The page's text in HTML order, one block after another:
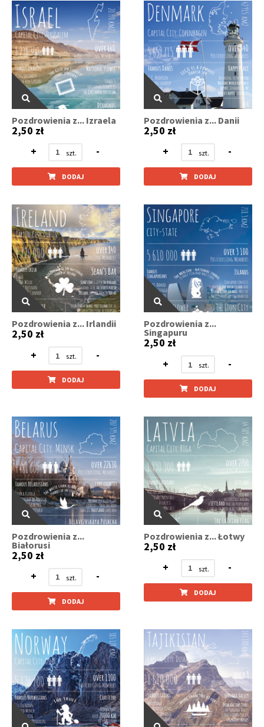
Pozdrowienia z... Izraela
2,50 zł
+
-
DODAJ
Pozdrowienia z... Danii
2,50 zł
+
-
DODAJ
Pozdrowienia z... Irlandii
2,50 zł
+
-
DODAJ
Pozdrowienia z...
Singapuru
2,50 zł
+
-
DODAJ
Pozdrowienia z...
Białorusi
2,50 zł
+
-
DODAJ
Pozdrowienia z... Łotwy
2,50 zł
+
-
DODAJ